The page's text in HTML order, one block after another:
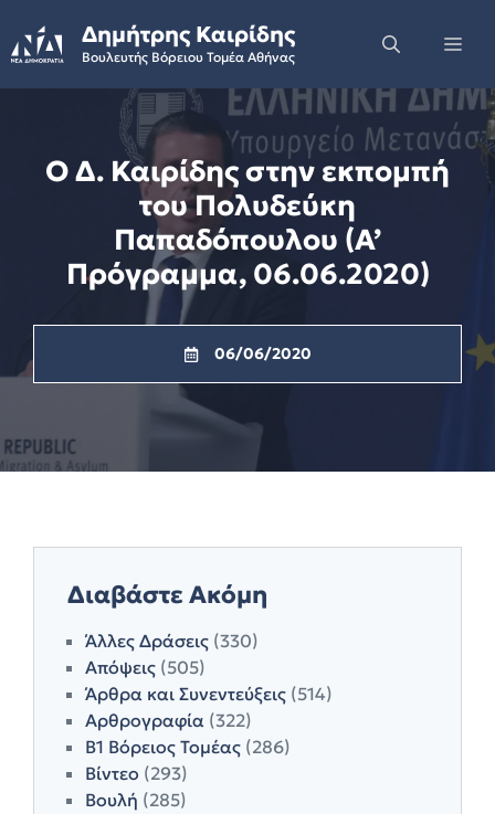
to
content
Δημήτρης Καιρίδης
Βουλευτής Βόρειου Τομέα Αθήνας
Ο Δ. Καιρίδης στην εκπομπή
του Πολυδεύκη
Παπαδόπουλου (Α’
Πρόγραμμα, 06.06.2020)
06/06/2020
Διαβάστε Ακόμη
Άλλες Δράσεις (330)
Απόψεις (505)
Άρθρα και Συνεντεύξεις (514)
Αρθρογραφία (322)
Β1 Βόρειος Τομέας (286)
Βίντεο (293)
Βουλή (285)